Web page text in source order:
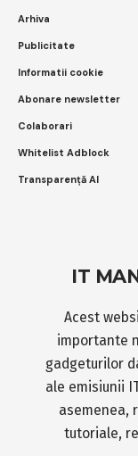
Arhiva
Publicitate
Informatii cookie
Abonare newsletter
Colaborari
Whitelist Adblock
Transparență AI
IT
Acest
importante
gadgeturilor
ale emisiunii
asemenea,
tutoriale,